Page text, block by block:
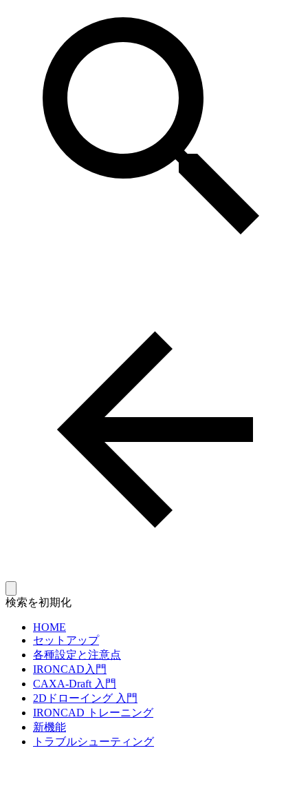
検索を初期化
HOME
セットアップ
各種設定と注意点
IRONCAD入門
CAXA-Draft 入門
2Dドローイング 入門
IRONCAD トレーニング
新機能
トラブルシューティング